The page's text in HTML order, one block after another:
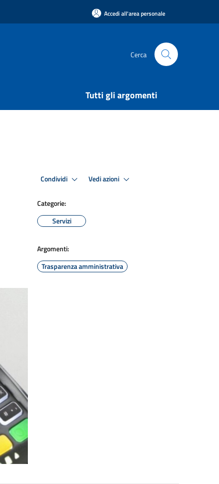
Accedi all'area personale
Cerca
Tutti gli argomenti
Condividi Vedi azioni
Categorie:
Servizi
Argomenti:
Trasparenza amministrativa